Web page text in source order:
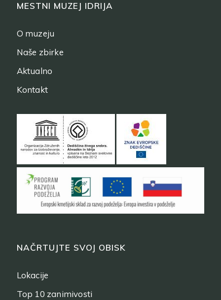
MESTNI MUZEJ IDRIJA
O muzeju
Naše zbirke
Aktualno
Kontakt
NAČRTUJTE SVOJ OBISK
Lokacije
Top 10 zanimivosti